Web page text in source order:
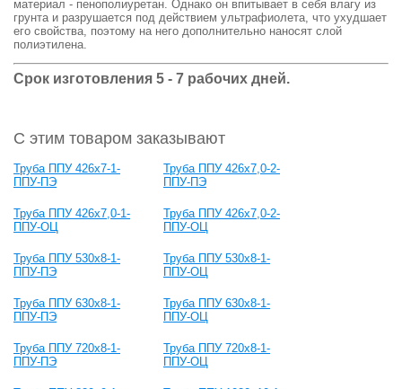
материал - пенополиуретан. Однако он впитывает в себя влагу из
грунта и разрушается под действием ультрафиолета, что ухудшает
его свойства, поэтому на него дополнительно наносят слой
полиэтилена.
Срок изготовления 5 - 7 рабочих дней.
С этим товаром заказывают
Труба ППУ 426х7-1-
ППУ-ПЭ
Труба ППУ 426х7,0-2-
ППУ-ПЭ
Труба ППУ 426х7,0-1-
ППУ-ОЦ
Труба ППУ 426х7,0-2-
ППУ-ОЦ
Труба ППУ 530х8-1-
ППУ-ПЭ
Труба ППУ 530х8-1-
ППУ-ОЦ
Труба ППУ 630х8-1-
ППУ-ПЭ
Труба ППУ 630х8-1-
ППУ-ОЦ
Труба ППУ 720х8-1-
ППУ-ПЭ
Труба ППУ 720х8-1-
ППУ-ОЦ